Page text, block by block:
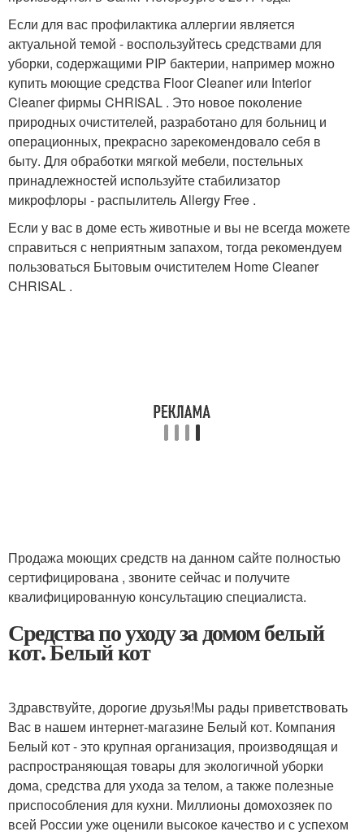
Если для вас профилактика аллергии является
актуальной темой - воспользуйтесь средствами для
уборки, содержащими PIP бактерии, например можно
купить моющие средства Floor Cleaner или Interior
Cleaner фирмы CHRISAL . Это новое поколение
природных очистителей, разработано для больниц и
операционных, прекрасно зарекомендовало себя в
быту. Для обработки мягкой мебели, постельных
принадлежностей используйте стабилизатор
микрофлоры - распылитель Allergy Free .
Если у вас в доме есть животные и вы не всегда можете
справиться с неприятным запахом, тогда рекомендуем
пользоваться Бытовым очистителем Home Cleaner
CHRISAL .
Продажа моющих средств на данном сайте полностью
сертифицирована , звоните сейчас и получите
квалифицированную консультацию специалиста.
Средства по уходу за домом белый
кот. Белый кот
Здравствуйте, дорогие друзья!Мы рады приветствовать
Вас в нашем интернет-магазине Белый кот. Компания
Белый кот - это крупная организация, производящая и
распространяющая товары для экологичной уборки
дома, средства для ухода за телом, а также полезные
приспособления для кухни. Миллионы домохозяек по
всей России уже оценили высокое качество и с успехом